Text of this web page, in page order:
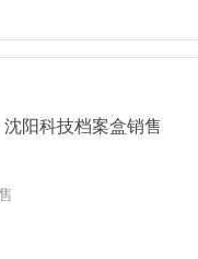
阳科技档案盒销售